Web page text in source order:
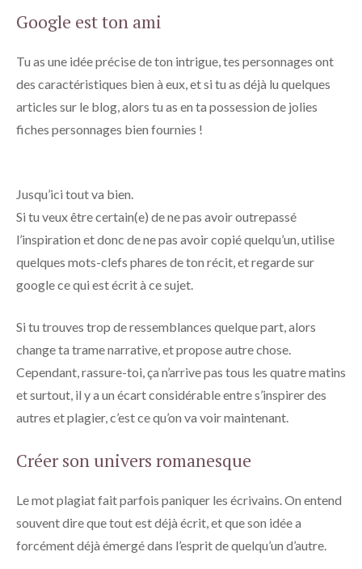
Google est ton ami
Tu as une idée précise de ton intrigue, tes personnages ont
des caractéristiques bien à eux, et si tu as déjà lu quelques
articles sur le blog, alors tu as en ta possession de jolies
fiches personnages bien fournies !
Jusqu’ici tout va bien.
Si tu veux être certain(e) de ne pas avoir outrepassé
l’inspiration et donc de ne pas avoir copié quelqu’un, utilise
quelques mots-clefs phares de ton récit, et regarde sur
google ce qui est écrit à ce sujet.
Si tu trouves trop de ressemblances quelque part, alors
change ta trame narrative, et propose autre chose.
Cependant, rassure-toi, ça n’arrive pas tous les quatre matins
et surtout, il y a un écart considérable entre s’inspirer des
autres et plagier, c’est ce qu’on va voir maintenant.
Créer son univers romanesque
Le mot plagiat fait parfois paniquer les écrivains. On entend
souvent dire que tout est déjà écrit, et que son idée a
forcément déjà émergé dans l’esprit de quelqu’un d’autre.